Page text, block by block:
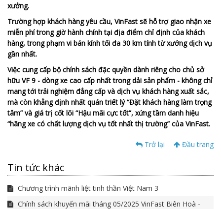
xưởng.
Trường hợp khách hàng yêu cầu, VinFast sẽ hỗ trợ giao nhận xe
miễn phí trong giờ hành chính tại địa điểm chỉ định của khách
hàng, trong phạm vi bán kính tối đa 30 km tính từ xưởng dịch vụ
gần nhất.
Việc cung cấp bộ chính sách đặc quyền dành riêng cho chủ sở
hữu VF 9 - dòng xe cao cấp nhất trong dải sản phẩm - không chỉ
mang tới trải nghiệm đẳng cấp và dịch vụ khách hàng xuất sắc,
mà còn khẳng định nhất quán triết lý “Đặt khách hàng làm trọng
tâm” và giá trị cốt lõi “Hậu mãi cực tốt”, xứng tầm danh hiệu
“hãng xe có chất lượng dịch vụ tốt nhất thị trường” của VinFast.
Trở lại Đầu trang
Tin tức khác
Chương trình mãnh liệt tinh thần Việt Nam 3
Chính sách khuyến mãi tháng 05/2025 VinFast Biên Hoà -